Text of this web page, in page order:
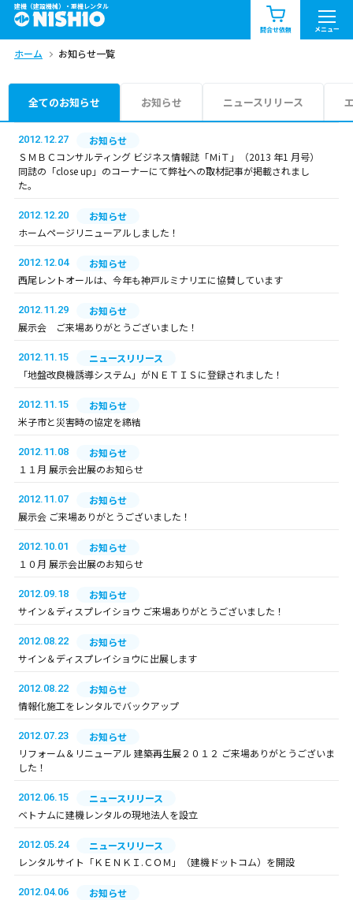
建機（建設機械）・重機レンタル
問合せ依頼 メニュー
商品一覧 お知らせ一覧
問合せ依頼リスト
エリア情報を見る
中部 関西 中国・四国
九州・沖縄（外部）
ホーム お知らせ一覧
全てのお知らせ お知らせ ニュースリリース
2012.12.27
お知らせ
ＳＭＢＣコンサルティング ビジネス情報誌「ＭiＴ」（2013 年1 月号）
同誌の「close up」のコーナーにて弊社への取材記事が掲載されまし
た。
2012.12.20
お知らせ
ホームページリニューアルしました！
2012.12.04
お知らせ
西尾レントオールは、今年も神戸ルミナリエに協賛しています
2012.11.29
お知らせ
展示会 ご来場ありがとうございました！
2012.11.15
ニュースリリース
「地盤改良機誘導システム」がＮＥＴＩＳに登録されました！
2012.11.15
お知らせ
米子市と災害時の協定を締結
2012.11.08
お知らせ
１１月 展示会出展のお知らせ
2012.11.07
お知らせ
展示会 ご来場ありがとうございました！
2012.10.01
お知らせ
１０月 展示会出展のお知らせ
2012.09.18
お知らせ
サイン＆ディスプレイショウ ご来場ありがとうございました！
2012.08.22
お知らせ
サイン＆ディスプレイショウに出展します
2012.08.22
お知らせ
情報化施工をレンタルでバックアップ
2012.07.23
お知らせ
リフォーム＆リニューアル 建築再生展２０１２ ご来場ありがとうございま
した！
2012.06.15
ニュースリリース
ベトナムに建機レンタルの現地法人を設立
2012.05.24
ニュースリリース
レンタルサイト「ＫＥＮＫＩ.ＣＯＭ」（建機ドットコム）を開設
2012.04.06
お知らせ